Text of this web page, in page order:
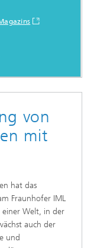
von
mit
hat das
Fraunhofer IML
einer Welt, in der
auch der
und